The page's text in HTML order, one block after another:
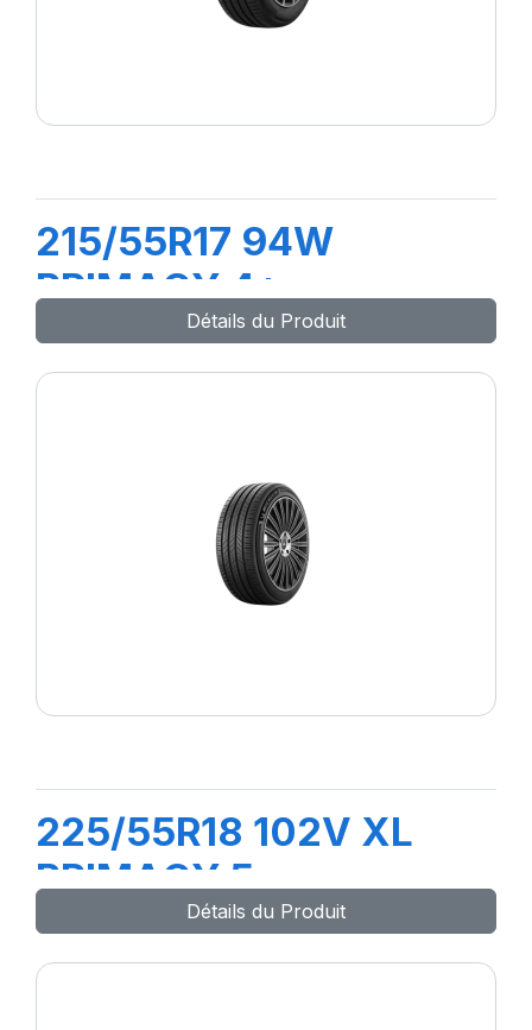
215/55R17 94W
PRIMACY 4+
Détails du Produit
225/55R18 102V XL
PRIMACY 5
Détails du Produit